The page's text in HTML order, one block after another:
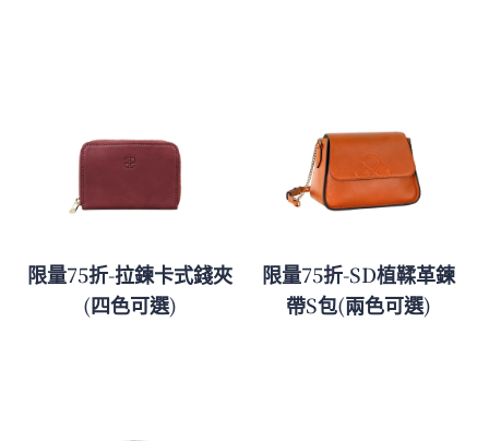
限量75折-拉鍊卡式錢夾
(四色可選)
限量75折-SD植鞣革鍊
帶S包(兩色可選)